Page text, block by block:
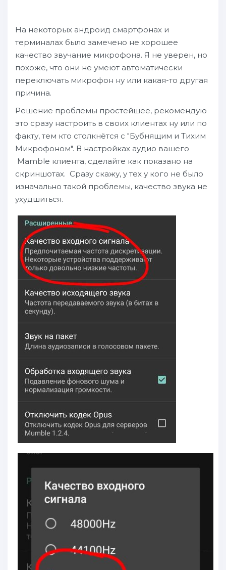
На некоторых андроид смартфонах и
терминалах было замечено не хорошее
качество звучание микрофона. Я не уверен, но
похоже, что они не умеют автоматически
переключать микрофон ну или какая-то другая
причина.
Решение проблемы простейшее, рекомендую
это сразу настроить в своих клиентах ну или по
факту, тем кто столкнётся с "Бубнящим и Тихим
Микрофоном". В настройках аудио вашего
Mamble клиента, сделайте как показано на
скриншотах. Сразу скажу, у тех у кого не было
изначально такой проблемы, качество звука не
ухудшиться.